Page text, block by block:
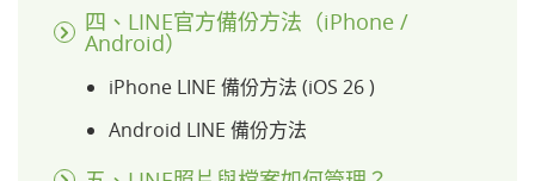
四、LINE官方備份方法（iPhone /
Android）
iPhone LINE 備份方法 (iOS 26 )
Android LINE 備份方法